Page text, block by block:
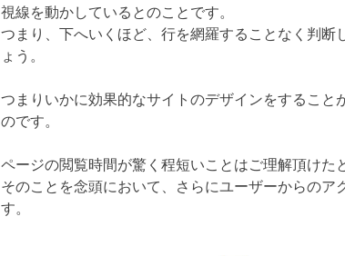
視線を動かしているとのことです。
つまり、下へいくほど、行を網羅することなく判断
ょう。
つまりいかに効果的なサイトのデザインをすること
のです。
ページの閲覧時間が驚く程短いことはご理解頂けた
そのことを念頭において、さらにユーザーからのア
す。